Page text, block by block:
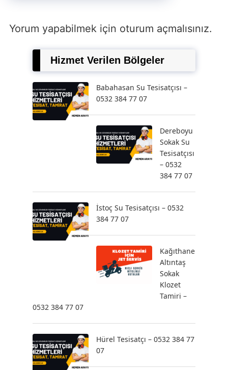
Yorum yapabilmek için oturum açmalısınız.
Hizmet Verilen Bölgeler
Babahasan Su Tesisatçısı –
0532 384 77 07
Dereboyu
Sokak Su
Tesisatçısı
– 0532
384 77 07
İstoç Su Tesisatçısı – 0532
384 77 07
Kağıthane
Altıntaş
Sokak
Klozet
Tamiri –
0532 384 77 07
Hürel Tesisatçı – 0532 384 77
07